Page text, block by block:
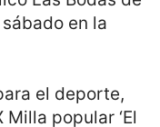
en la
el deporte,
popular ‘El